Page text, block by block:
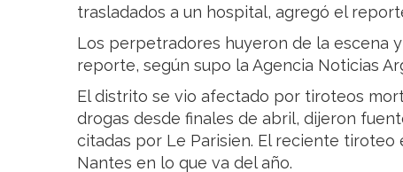
trasladados a un hospital, agregó el
Los perpetradores huyeron de la escena
reporte, según supo la Agencia Noticias
El distrito se vio afectado por tiroteos
drogas desde finales de abril, dijeron
citadas por Le Parisien. El reciente
Nantes en lo que va del año.